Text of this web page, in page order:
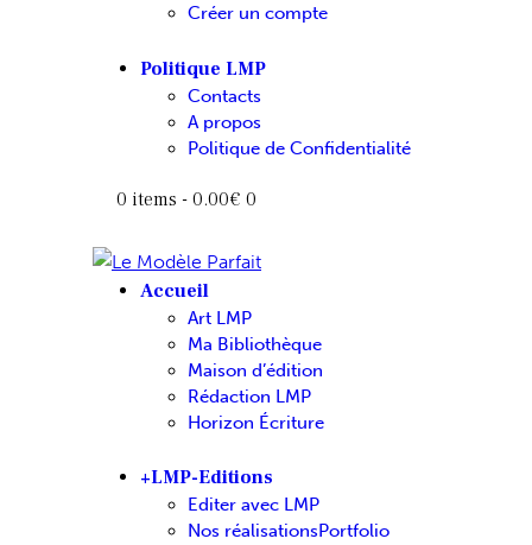
Créer un compte
Politique LMP
Contacts
A propos
Politique de Confidentialité
0 items - 0.00€ 0
Accueil
Art LMP
Ma Bibliothèque
Maison d’édition
Rédaction LMP
Horizon Écriture
+LMP-Editions
Editer avec LMP
Nos réalisations Portfolio